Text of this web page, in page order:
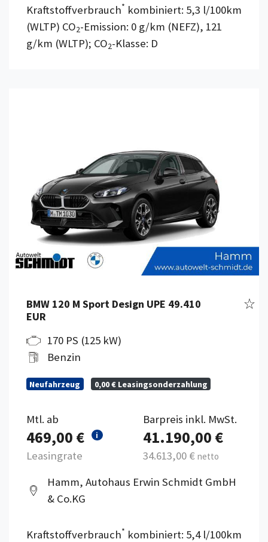
Kraftstoffverbrauch* kombiniert: 5,3 l/100km
(WLTP) CO2-Emission: 0 g/km (NEFZ), 121
g/km (WLTP); CO2-Klasse: D
BMW 120 M Sport Design UPE 49.410
EUR
170 PS (125 kW)
Benzin
Neufahrzeug 0,00 € Leasingsonderzahlung
Mtl. ab
469,00 € i
Leasingrate
Barpreis inkl. MwSt.
41.190,00 €
34.613,00 € netto
Hamm, Autohaus Erwin Schmidt GmbH
& Co.KG
Kraftstoffverbrauch* kombiniert: 5,4 l/100km